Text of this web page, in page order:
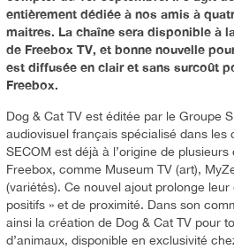
entièrement dédiée à nos amis à
maitres. La chaîne sera disponible à
de Freebox TV, et bonne nouvelle
est diffusée en clair et sans surcoût
Freebox.
Dog & Cat TV est éditée par le Groupe
audiovisuel français spécialisé dans les
SECOM est déjà à l’origine de
Freebox, comme Museum TV (art),
(variétés). Ce nouvel ajout prolonge
positifs » et de proximité. Dans son
ainsi la création de Dog & Cat TV pour
d’animaux, disponible en exclusivité